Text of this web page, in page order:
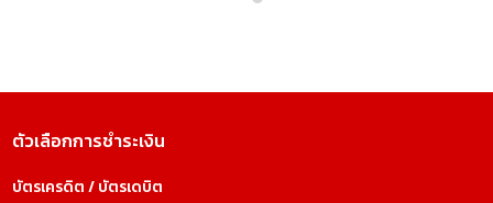
ตัวเลือกการชำระเงิน
บัตรเครดิต / บัตรเดบิต